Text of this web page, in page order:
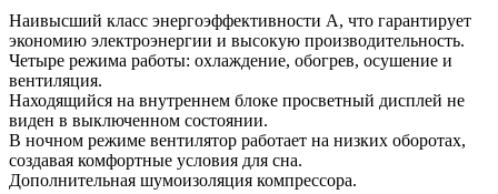
Наивысший класс энергоэффективности А, что гарантирует
экономию электроэнергии и высокую производительность.
Четыре режима работы: охлаждение, обогрев, осушение и
вентиляция.
Находящийся на внутреннем блоке просветный дисплей не
виден в выключенном состоянии.
В ночном режиме вентилятор работает на низких оборотах,
создавая комфортные условия для сна.
Дополнительная шумоизоляция компрессора.